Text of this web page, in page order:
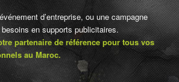
d’entreprise, ou une campagne
en supports publicitaires.
partenaire de référence pour tous vos
au Maroc.